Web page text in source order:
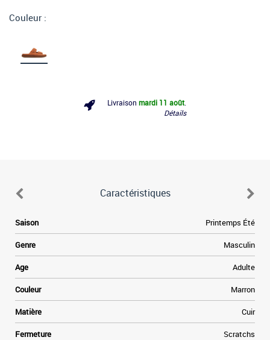
Couleur :
Livraison mardi 11 août
Détails
Caractéristiques
Saison Printemps Été
Genre Masculin
Age Adulte
Couleur Marron
Matière Cuir
Fermeture Scratchs